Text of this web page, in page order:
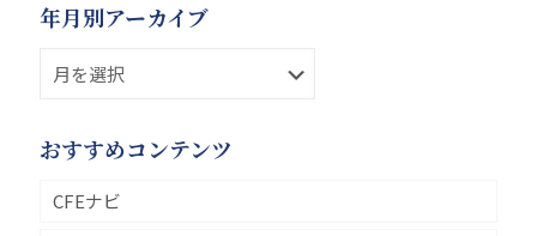
年月別アーカイブ
おすすめコンテンツ
CFEナビ